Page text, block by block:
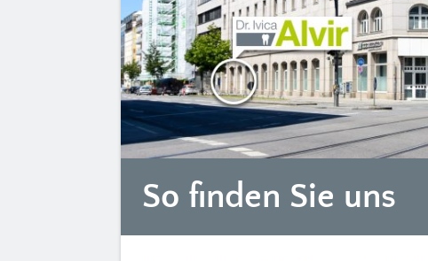
So finden Sie uns